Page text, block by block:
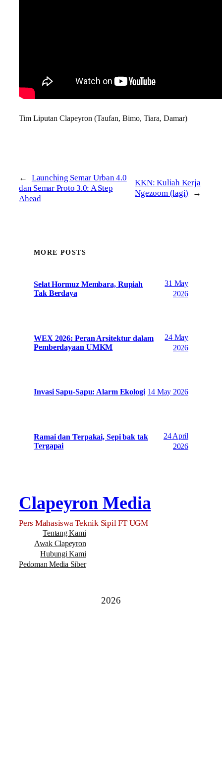
Tim Liputan Clapeyron (Taufan, Bimo, Tiara, Damar)
←
Launching Semar Urban 4.0
dan Semar Proto 3.0: A Step
Ahead
KKN: Kuliah Kerja
Ngezoom (lagi)
→
MORE POSTS
Selat Hormuz Membara, Rupiah
Tak Berdaya
31 May
2026
WEX 2026: Peran Arsitektur dalam
Pemberdayaan UMKM
24 May
2026
Invasi Sapu-Sapu: Alarm Ekologi 14 May 2026
Ramai dan Terpakai, Sepi bak tak
Tergapai
24 April
2026
Clapeyron Media
Pers Mahasiswa Teknik Sipil FT UGM
Tentang Kami
Awak Clapeyron
Hubungi Kami
Pedoman Media Siber
2026